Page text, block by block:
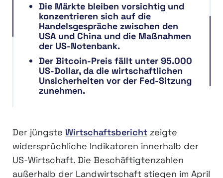
Die Märkte bleiben vorsichtig und
konzentrieren sich auf die
Handelsgespräche zwischen den
USA und China und die Maßnahmen
der US-Notenbank.
Der Bitcoin-Preis fällt unter 95.000
US-Dollar, da die wirtschaftlichen
Unsicherheiten vor der Fed-Sitzung
zunehmen.
Der jüngste Wirtschaftsbericht zeigte
widersprüchliche Indikatoren innerhalb der
US-Wirtschaft. Die Beschäftigtenzahlen
außerhalb der Landwirtschaft stiegen im April